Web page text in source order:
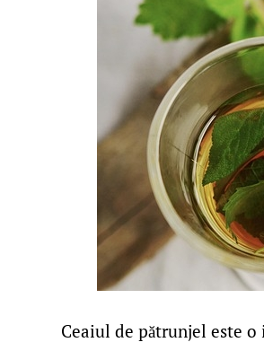
Ceaiul de pătrunjel este